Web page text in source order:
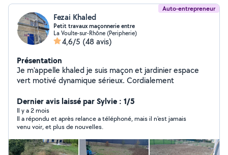
Auto-entrepreneur
Fezai Khaled
Petit travaux maçonnerie entre
La Voulte-sur-Rhône (Peripherie)
4,6/5 (48 avis)
Présentation
Je m'appelle khaled je suis maçon et jardinier espace
vert motivé dynamique sérieux. Cordialement
Dernier avis laissé par Sylvie : 1/5
Il y a 2 mois
Il a répondu et après relance a téléphoné, mais il n'est jamais
venu voir, et plus de nouvelles.